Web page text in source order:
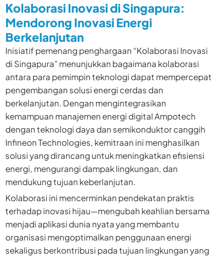
Kolaborasi Inovasi di Singapura:
Mendorong Inovasi Energi
Berkelanjutan
Inisiatif pemenang penghargaan “Kolaborasi Inovasi
di Singapura” menunjukkan bagaimana kolaborasi
antara para pemimpin teknologi dapat mempercepat
pengembangan solusi energi cerdas dan
berkelanjutan. Dengan mengintegrasikan
kemampuan manajemen energi digital Ampotech
dengan teknologi daya dan semikonduktor canggih
Infineon Technologies, kemitraan ini menghasilkan
solusi yang dirancang untuk meningkatkan efisiensi
energi, mengurangi dampak lingkungan, dan
mendukung tujuan keberlanjutan.
Kolaborasi ini mencerminkan pendekatan praktis
terhadap inovasi hijau—mengubah keahlian bersama
menjadi aplikasi dunia nyata yang membantu
organisasi mengoptimalkan penggunaan energi
sekaligus berkontribusi pada tujuan lingkungan yang